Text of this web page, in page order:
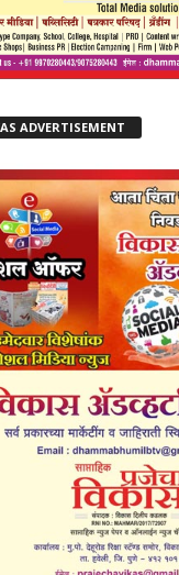
ADVERTISEMENT